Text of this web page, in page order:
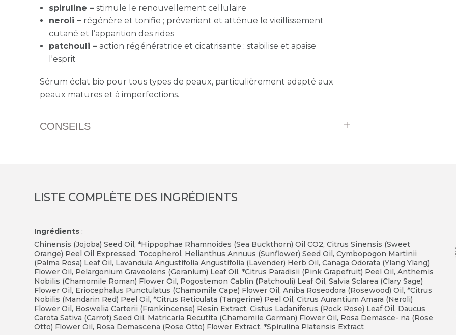
spiruline – stimule le renouvellement cellulaire
neroli – régénère et tonifie ; prévenient et atténue le vieillissement
cutané et l’apparition des rides
patchouli – action régénératrice et cicatrisante ; stabilise et apaise
l'esprit
Sérum éclat bio pour tous types de peaux, particulièrement adapté aux
peaux matures et à imperfections.
CONSEILS
LISTE COMPLÈTE DES INGRÉDIENTS
Ingrédients :
Chinensis (Jojoba) Seed Oil, *Hippophae Rhamnoides (Sea Buckthorn) Oil CO2, Citrus Sinensis (Sweet
Orange) Peel Oil Expressed, Tocopherol, Helianthus Annuus (Sunflower) Seed Oil, Cymbopogon Martinii
(Palma Rosa) Leaf Oil, Lavandula Angustifolia Angustifolia (Lavender) Herb Oil, Canaga Odorata (Ylang Ylang)
Flower Oil, Pelargonium Graveolens (Geranium) Leaf Oil, *Citrus Paradisii (Pink Grapefruit) Peel Oil, Anthemis
Nobilis (Chamomile Roman) Flower Oil, Pogostemon Cablin (Patchouli) Leaf Oil, Salvia Sclarea (Clary Sage)
Flower Oil, Eriocephalus Punctulatus (Chamomile Cape) Flower Oil, Aniba Roseodora (Rosewood) Oil, *Citrus
Nobilis (Mandarin Red) Peel Oil, *Citrus Reticulata (Tangerine) Peel Oil, Citrus Aurantium Amara (Neroli)
Flower Oil, Boswelia Carterii (Frankincense) Resin Extract, Cistus Ladaniferus (Rock Rose) Leaf Oil, Daucus
Carota Sativa (Carrot) Seed Oil, Matricaria Recutita (Chamomile German) Flower Oil, Rosa Demasce- na (Rose
Otto) Flower Oil, Rosa Demascena (Rose Otto) Flower Extract, *Spirulina Platensis Extract